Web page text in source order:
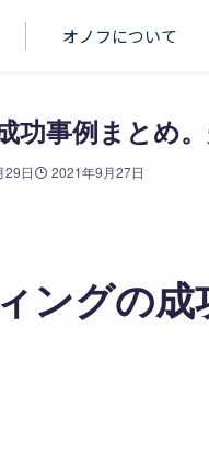
オノフについて
功事例まとめ
29日 2021年9月27日
ングの